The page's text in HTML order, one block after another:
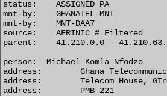
status:	   ASSIGNED PA
mnt-by:	   GHANATEL-MNT
mnt-by:	   MNT-DAA7
source:	   AFRINIC # Filtered
parent:	   41.210.0.0 - 41.210.63.255
person:	 Michael Komla Nfodzo
address:	Ghana Telecommunications Ltd.
address:	Telecom House, GTnet/xDSL,
address:	PMB 221